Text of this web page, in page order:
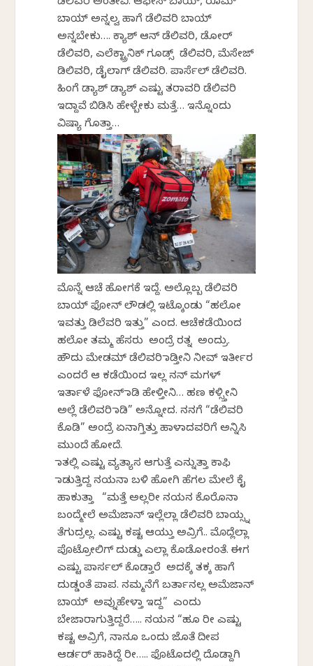
ಬಾಯ್ ಅನ್ನಲ್ವ ಹಾಗೆ ಡೆಲಿವರಿ ಬಾಯ್
ಅನ್ನಬೇಕು…. ಕ್ಯಾಶ್ ಆನ್ ಡೆಲಿವರಿ, ಡೋರ್
ಡೆಲಿವರಿ, ಎಲೆಕ್ಟ್ರಾನಿಕ್ ಗೂಡ್ಸ್ ಡೆಲಿವರಿ, ಮೆಸೇಜ್
ಡಿಲಿವರಿ, ಡೈಲಾಗ್ ಡೆಲಿವರಿ. ಪಾರ್ಸೆಲ್ ಡೆಲಿವರಿ.
ಹಿಂಗೆ ಡ್ಯಾಶ್ ಡ್ಯಾಶ್ ಎಷ್ಟು ತರಾವರಿ ಡೆಲಿವರಿ
ಇದ್ದಾವೆ ಬಿಡಿಸಿ ಹೇಳ್ಬೇಕು ಮತ್ತೆ… ಇನ್ನೊಂದು
ವಿಷ್ಯಾ ಗೊತ್ತಾ…
ಮೊನ್ನೆ ಆಚೆ ಹೋಗಕೆ ಇದ್ದೆ. ಅಲ್ಲೊಬ್ಬ ಡೆಲಿವರಿ
ಬಾಯ್ ಫೋನ್ ಲೌಡಲ್ಲಿ ಇಟ್ಕೊಂಡು “ಹಲೋ
ಇವತ್ತು ಡಿಲೆವರಿ ಇತ್ತು” ಎಂದ. ಆಚೆಕಡೆಯಿಂದ
ಹಲೋ ತಮ್ಮ ಹೆಸರು ಅಂದ್ರೆ ರತ್ನ ಅಂದ್ರು.
ಹೌದು ಮೇಡಮ್ ಡೆಲಿವರಿ ಮಾಡ್ತೀನಿ ನೀವ್ ಇರ್ತೀರ
ಎಂದರೆ ಆ ಕಡೆಯಿಂದ ಇಲ್ಲ ನನ್ ಮಗಳ್
ಇರ್ತಾಳೆ ಫೋನ್ ಮಾಡಿ ಹೇಳ್ತೀನಿ… ಹಣ ಕಳ್ಸ್ತೀನಿ
ಅಲ್ಲೆ ಡೆಲಿವರಿ ಮಾಡಿ” ಅನ್ನೋದ. ನನಗೆ “ಡೆಲಿವರಿ
ಕೊಡಿ” ಅಂದ್ರೆ ಏನಾಗ್ತಿತ್ತು ಹಾಳಾದವರಿಗೆ ಅನ್ನಿಸಿ
ಮುಂದೆ ಹೋದೆ.
ಮಾತಲ್ಲಿ ಎಷ್ಟು ವ್ಯತ್ಯಾಸ ಆಗುತ್ತೆ ಎನ್ನುತ್ತಾ ಕಾಫಿ
ಮಾಡುತ್ತಿದ್ದ ನಯನಾ ಬಳಿ ಹೋಗಿ ಹೆಗಲ ಮೇಲೆ ಕೈ
ಹಾಕುತ್ತಾ “ಮತ್ತೆ ಅಲ್ಲರೀ ನಯನ ಕೊರೊನಾ
ಬಂದ್ಮೇಲೆ ಅಮೆಜಾನ್ ಇಲ್ಲೆಲ್ಲಾ ಡೆಲಿವರಿ ಬಾಯ್ಸ್ನ
ತೆಗುದ್ರಲ್ಲ. ಎಷ್ಟು ಕಷ್ಟ ಆಯ್ತು ಅವ್ರಿಗೆ.. ಮೊದ್ಲೆಲ್ಲಾ
ಪೊಟ್ರೋಲಿಗ್ ದುಡ್ಡು ಎಲ್ಲಾ ಕೊಡೋರಂತೆ. ಈಗ
ಎಷ್ಟು ಪಾರ್ಸಲ್ ಕೊಡ್ತಾರೆ ಅದಕ್ಕೆ ತಕ್ಕ ಹಾಗೆ
ದುಡ್ಡಂತೆ ಪಾಪ. ನಮ್ಮನೆಗೆ ಬರ್ತಾನಲ್ಲ ಅಮೆಜಾನ್
ಬಾಯ್ ಅವ್ನುಹೇಳ್ತಾ ಇದ್ದ” ಎಂದು
ಬೇಜಾರಾಗುತ್ತಿದ್ದರೆ….. ನಯನ “ಹೂ ರೀ ಎಷ್ಟು
ಕಷ್ಟ ಅವ್ರಿಗೆ, ನಾನೂ ಒಂದು ಜೊತೆ ದೀಪ
ಆರ್ಡರ್ ಹಾಕಿದ್ದೆ ರೀ….. ಫೊಟೊದಲ್ಲಿ ದೊಡ್ದಾಗಿ